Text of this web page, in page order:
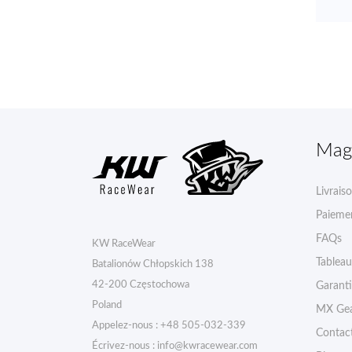
KW RaceWear
Batalionów Chłopskich 138
42-200 Częstochowa
Poland
Appelez-nous : +48 505-032-339
Écrivez-nous : info@kwracewear.com
FAQs
MX